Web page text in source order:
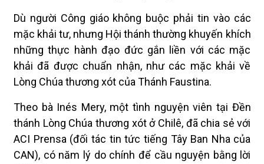
Dù người Công giáo không buộc phải tin vào các
mặc khải tư, nhưng Hội thánh thường khuyến khích
những thực hành đạo đức gắn liền với các mặc
khải đã được chuẩn nhận, như các mặc khải về
Lòng Chúa thương xót của Thánh Faustina.
Theo bà Inés Mery, một tình nguyện viên tại Đền
thánh Lòng Chúa thương xót ở Chilê, đã chia sẻ với
ACI Prensa (đối tác tin tức tiếng Tây Ban Nha của
CAN), có năm lý do chính để cầu nguyện bằng lời